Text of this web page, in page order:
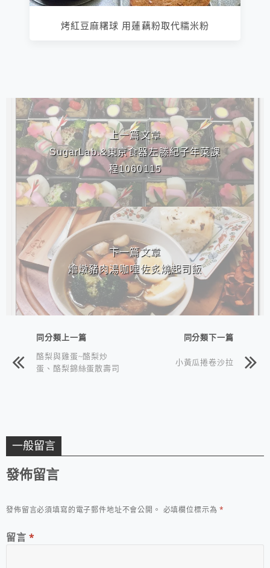
烤紅豆麻糬球 用蓮藕粉取代糯米粉
相連文章
上一篇文章
SugarLab.&東京食器左滕紀子年菜課
程1060115
下一篇文章
燴燉豬肉湯咖哩佐炙燒起司飯
同分類上一篇
酪梨與雞蛋~酪梨炒
蛋、酪梨錦絲蛋散壽司
同分類下一篇
小黃瓜捲卷沙拉
一般留言
發佈留言
發佈留言必須填寫的電子郵件地址不會公開。 必填欄位標示為*
留言 *